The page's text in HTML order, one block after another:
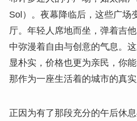
Sol）。夜幕降临后，这些广场
厅。年轻人席地而坐，弹着吉
中弥漫着自由与创意的气息。
显朴实，价格也更为亲民，你
那作为一座生活着的城市的真实
正因为有了那段充分的午后休